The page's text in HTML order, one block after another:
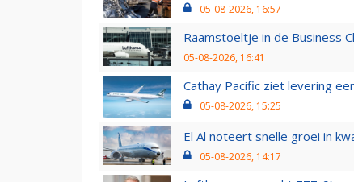
05-08-2026, 16:57
Raamstoeltje in de Business
05-08-2026, 16:41
Cathay Pacific ziet levering
05-08-2026, 15:25
El Al noteert snelle groei in
05-08-2026, 14:17